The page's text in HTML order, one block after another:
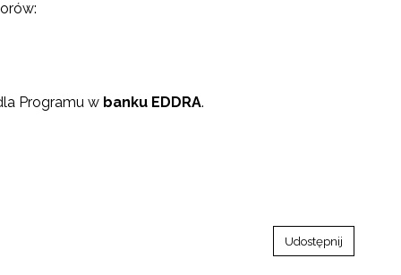
Programu w banku EDDRA.
Udostępnij